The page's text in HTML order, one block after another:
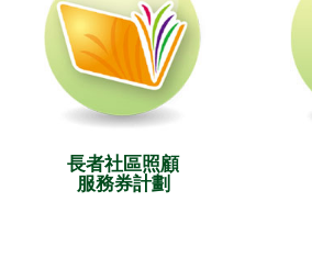
長者社區照顧
服務券計劃